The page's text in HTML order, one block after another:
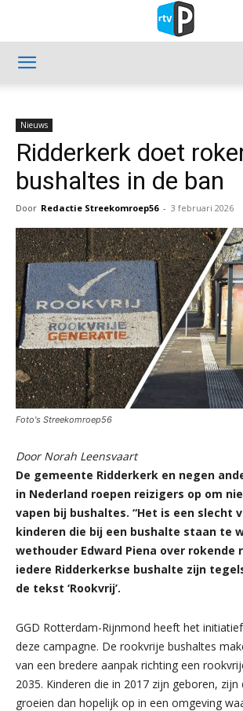
Nieuws
Ridderkerk doet
bushaltes in de ban
Door Redactie Streekomroep56 - 3 februari 2026
Foto's Streekomroep56
Door Norah Leensvaart
De gemeente Ridderkerk en negen
in Nederland roepen reizigers op om
vapen bij bushaltes. “Het is een slecht
kinderen die bij een bushalte staan te
wethouder Edward Piena over rokende
iedere Ridderkerkse bushalte zijn
de tekst ‘Rookvrij’.
GGD Rotterdam-Rijnmond heeft het
deze campagne. De rookvrije bushaltes
van een bredere aanpak richting een
2035. Kinderen die in 2017 zijn geboren, zijn
groeien dan hopelijk op in een omgeving